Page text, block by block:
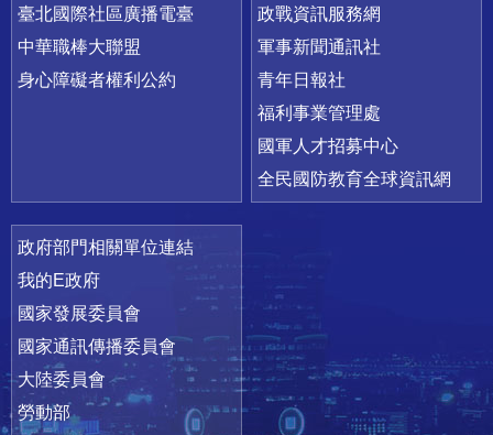
臺北國際社區廣播電臺
中華職棒大聯盟
身心障礙者權利公約
政戰資訊服務網
軍事新聞通訊社
青年日報社
福利事業管理處
國軍人才招募中心
全民國防教育全球資訊網
政府部門相關單位連結
我的E政府
國家發展委員會
國家通訊傳播委員會
大陸委員會
勞動部